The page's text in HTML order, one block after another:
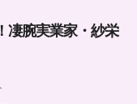
凄腕実業家・紗栄